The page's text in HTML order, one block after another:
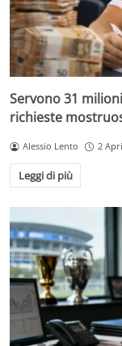
Servono 31
richieste
Alessio Lento 2
Leggi di più